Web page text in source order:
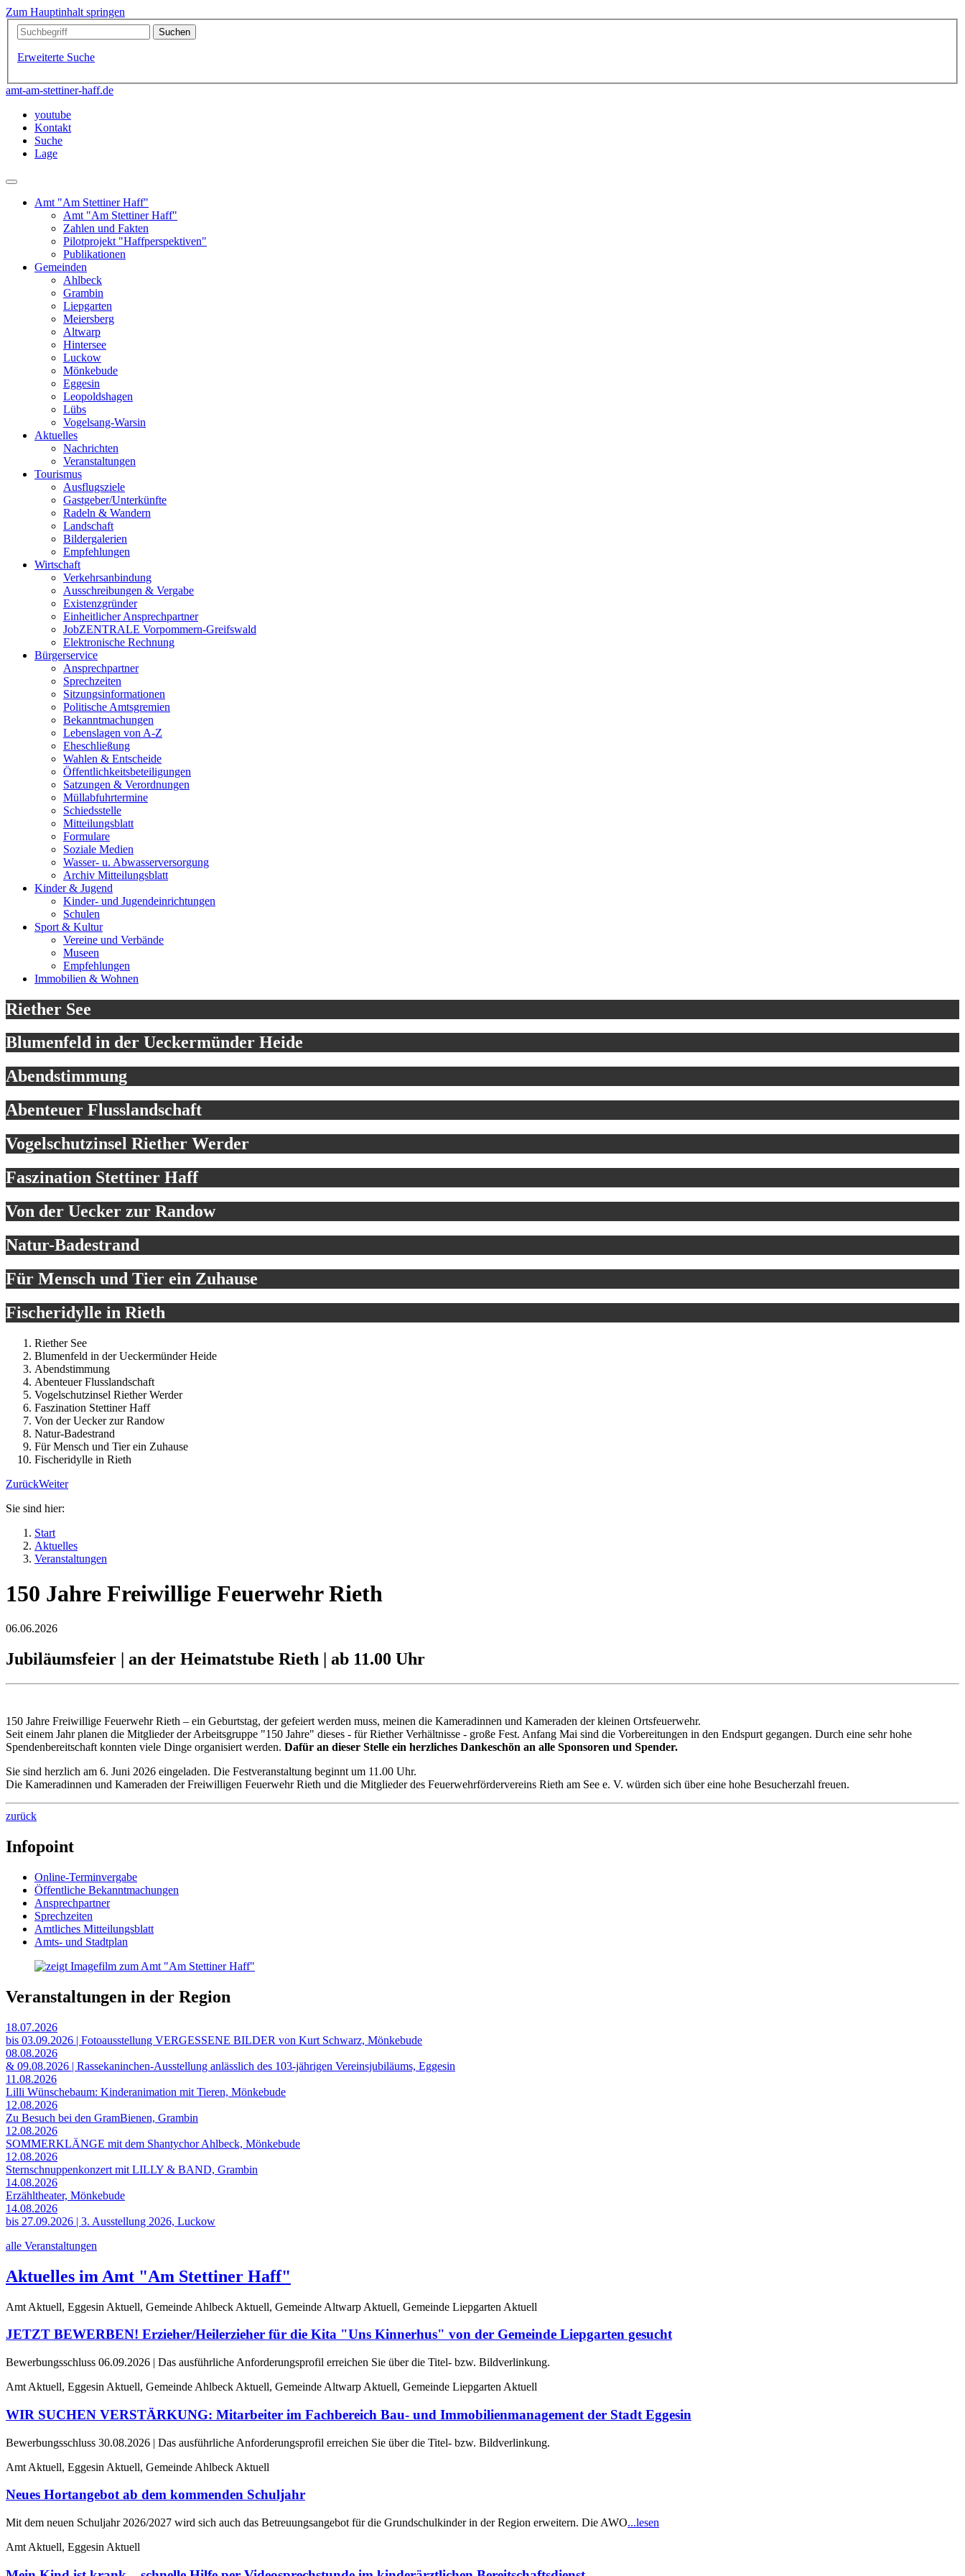
Zum Hauptinhalt springen
Erweiterte Suche
amt-am-stettiner-haff.de
youtube
Kontakt
Suche
Lage
Amt "Am Stettiner Haff"
Amt "Am Stettiner Haff"
Zahlen und Fakten
Pilotprojekt "Haffperspektiven"
Publikationen
Gemeinden
Ahlbeck
Grambin
Liepgarten
Meiersberg
Altwarp
Hintersee
Luckow
Mönkebude
Eggesin
Leopoldshagen
Lübs
Vogelsang-Warsin
Aktuelles
Nachrichten
Veranstaltungen
Tourismus
Ausflugsziele
Gastgeber/Unterkünfte
Radeln & Wandern
Landschaft
Bildergalerien
Empfehlungen
Wirtschaft
Verkehrsanbindung
Ausschreibungen & Vergabe
Existenzgründer
Einheitlicher Ansprechpartner
JobZENTRALE Vorpommern-Greifswald
Elektronische Rechnung
Bürgerservice
Ansprechpartner
Sprechzeiten
Sitzungsinformationen
Politische Amtsgremien
Bekanntmachungen
Lebenslagen von A-Z
Eheschließung
Wahlen & Entscheide
Öffentlichkeitsbeteiligungen
Satzungen & Verordnungen
Müllabfuhrtermine
Schiedsstelle
Mitteilungsblatt
Formulare
Soziale Medien
Wasser- u. Abwasserversorgung
Archiv Mitteilungsblatt
Kinder & Jugend
Kinder- und Jugendeinrichtungen
Schulen
Sport & Kultur
Vereine und Verbände
Museen
Empfehlungen
Immobilien & Wohnen
Riether See
Blumenfeld in der Ueckermünder Heide
Abendstimmung
Abenteuer Flusslandschaft
Vogelschutzinsel Riether Werder
Faszination Stettiner Haff
Von der Uecker zur Randow
Natur-Badestrand
Für Mensch und Tier ein Zuhause
Fischeridylle in Rieth
Riether See
Blumenfeld in der Ueckermünder Heide
Abendstimmung
Abenteuer Flusslandschaft
Vogelschutzinsel Riether Werder
Faszination Stettiner Haff
Von der Uecker zur Randow
Natur-Badestrand
Für Mensch und Tier ein Zuhause
Fischeridylle in Rieth
ZurückWeiter
Sie sind hier:
Start
Aktuelles
Veranstaltungen
150 Jahre Freiwillige Feuerwehr Rieth
06.06.2026
Jubiläumsfeier | an der Heimatstube Rieth | ab 11.00 Uhr
150 Jahre Freiwillige Feuerwehr Rieth – ein Geburtstag, der gefeiert werden muss, meinen die Kameradinnen und Kameraden der kleinen Ortsfeuerwehr.
Seit einem Jahr planen die Mitglieder der Arbeitsgruppe "150 Jahre" dieses - für Riether Verhältnisse - große Fest. Anfang Mai sind die Vorbereitungen in den Endspurt gegangen. Durch eine sehr hohe
Spendenbereitschaft konnten viele Dinge organisiert werden. Dafür an dieser Stelle ein herzliches Dankeschön an alle Sponsoren und Spender.
Sie sind herzlich am 6. Juni 2026 eingeladen. Die Festveranstaltung beginnt um 11.00 Uhr.
Die Kameradinnen und Kameraden der Freiwilligen Feuerwehr Rieth und die Mitglieder des Feuerwehrfördervereins Rieth am See e. V. würden sich über eine hohe Besucherzahl freuen.
zurück
Infopoint
Online-Terminvergabe
Öffentliche Bekanntmachungen
Ansprechpartner
Sprechzeiten
Amtliches Mitteilungsblatt
Amts- und Stadtplan
Veranstaltungen in der Region
18.07.2026
bis 03.09.2026 | Fotoausstellung VERGESSENE BILDER von Kurt Schwarz, Mönkebude
08.08.2026
& 09.08.2026 | Rassekaninchen-Ausstellung anlässlich des 103-jährigen Vereinsjubiläums, Eggesin
11.08.2026
Lilli Wünschebaum: Kinderanimation mit Tieren, Mönkebude
12.08.2026
Zu Besuch bei den GramBienen, Grambin
12.08.2026
SOMMERKLÄNGE mit dem Shantychor Ahlbeck, Mönkebude
12.08.2026
Sternschnuppenkonzert mit LILLY & BAND, Grambin
14.08.2026
Erzähltheater, Mönkebude
14.08.2026
bis 27.09.2026 | 3. Ausstellung 2026, Luckow
alle Veranstaltungen
Aktuelles im Amt "Am Stettiner Haff"
Amt Aktuell, Eggesin Aktuell, Gemeinde Ahlbeck Aktuell, Gemeinde Altwarp Aktuell, Gemeinde Liepgarten Aktuell
JETZT BEWERBEN! Erzieher/Heilerzieher für die Kita "Uns Kinnerhus" von der Gemeinde Liepgarten gesucht
Bewerbungsschluss 06.09.2026 | Das ausführliche Anforderungsprofil erreichen Sie über die Titel- bzw. Bildverlinkung.
Amt Aktuell, Eggesin Aktuell, Gemeinde Ahlbeck Aktuell, Gemeinde Altwarp Aktuell, Gemeinde Liepgarten Aktuell
WIR SUCHEN VERSTÄRKUNG: Mitarbeiter im Fachbereich Bau- und Immobilienmanagement der Stadt Eggesin
Bewerbungsschluss 30.08.2026 | Das ausführliche Anforderungsprofil erreichen Sie über die Titel- bzw. Bildverlinkung.
Amt Aktuell, Eggesin Aktuell, Gemeinde Ahlbeck Aktuell
Neues Hortangebot ab dem kommenden Schuljahr
Mit dem neuen Schuljahr 2026/2027 wird sich auch das Betreuungsangebot für die Grundschulkinder in der Region erweitern. Die AWO...lesen
Amt Aktuell, Eggesin Aktuell